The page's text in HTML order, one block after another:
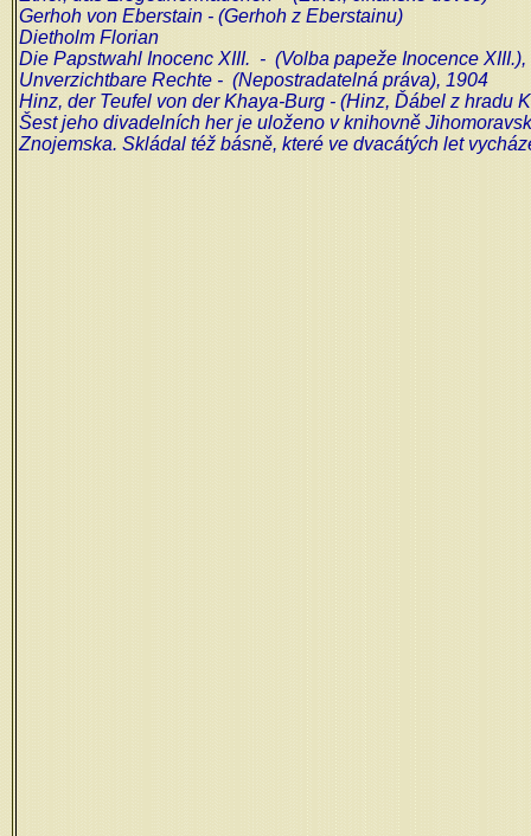
Gerhoh von Eberstain - (Gerhoh z Eberstainu)
Dietholm Florian
Die Papstwahl Inocenc XIII. - (Volba papeže Inocence
Unverzichtbare Rechte - (Nepostradatelná práva), 1904
Hinz, der Teufel von der Khaya-Burg - (Hinz, Ďábel z hradu
Šest jeho divadelních her je uloženo v knihovně
Znojemska. Skládal též básně, které ve dvacátých let